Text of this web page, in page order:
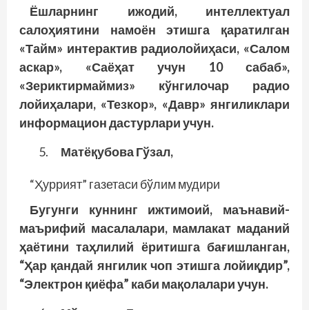
Ёшларнинг ижодий, интеллектуал
салоҳиятини намоён этишга қаратилган
«Тайм» интерактив радиолойиҳаси, «Салом
аскар», «Саёҳат учун 10 сабаб»,
«Зериктирмаймиз» кўнгилочар радио
лойиҳалари, «Тезкор», «Давр» янгиликлари
информацион дастурлари учун.
Матёқубова Гўзал,
“Ҳуррият” газетаси бўлим мудири
Бугунги куннинг ижтимоий, маънавий-
маърифий масалалари, мамлакат маданий
ҳаётини таҳлилий ёритишга бағишланган,
“Ҳар қандай янгилик чоп этишга лойиқдир”,
“Электрон қиёфа” каби мақолалари учун.